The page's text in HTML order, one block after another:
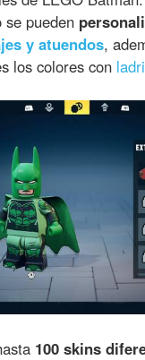
se pueden
y atuendos,
los colores con
100 skins